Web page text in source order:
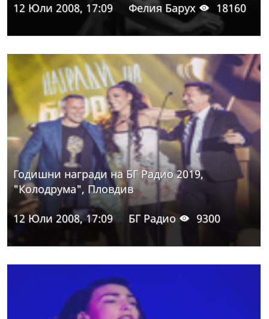
12 Юли 2008, 17:09 Фелия Барух 18160
Годишни награди на БГ Радио 2019,
"Колодрума", Пловдив
12 Юли 2008, 17:09 БГ Радио 9300